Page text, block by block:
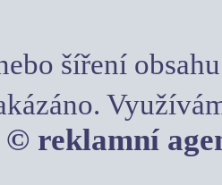
šíření
© reklamní